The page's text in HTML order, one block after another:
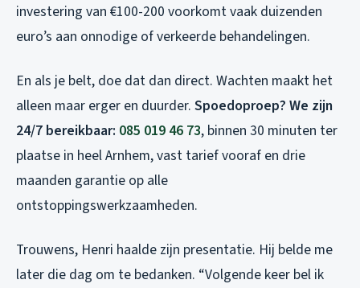
investering van €100-200 voorkomt vaak duizenden
euro’s aan onnodige of verkeerde behandelingen.
En als je belt, doe dat dan direct. Wachten maakt het
alleen maar erger en duurder. Spoedoproep? We zijn
24/7 bereikbaar: 085 019 46 73, binnen 30 minuten ter
plaatse in heel Arnhem, vast tarief vooraf en drie
maanden garantie op alle
ontstoppingswerkzaamheden.
Trouwens, Henri haalde zijn presentatie. Hij belde me
later die dag om te bedanken. “Volgende keer bel ik